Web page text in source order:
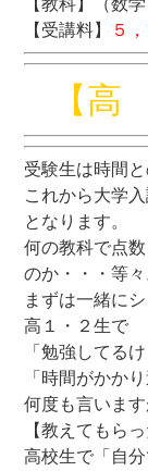
【受講料】
５
【
受験生は時間と
これから大学
となります。
何の教科で点
のか・・・等々
まずは一緒に
高１・２生で
「勉強してる
「時間がかか
何度も言いま
【教えてもら
高校生で「自